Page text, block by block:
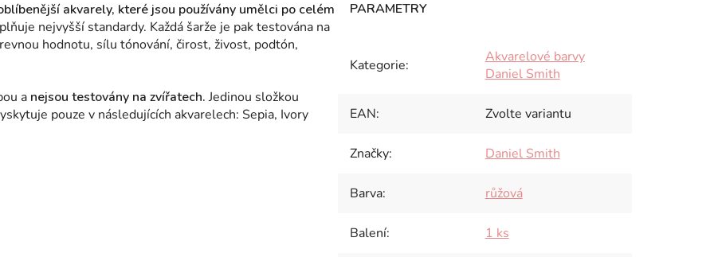
akvarely, které jsou používány umělci po celém
nejvyšší standardy. Každá šarže je pak testována na
hodnotu, sílu tónování, čirost, živost, podtón,
a nejsou testovány na zvířatech. Jedinou složkou
pouze v následujících akvarelech: Sepia, Ivory
Kategorie:
Akvarelové barvy
Daniel Smith
EAN: Zvolte variantu
Značky: Daniel Smith
Barva: růžová
Balení: 1 ks